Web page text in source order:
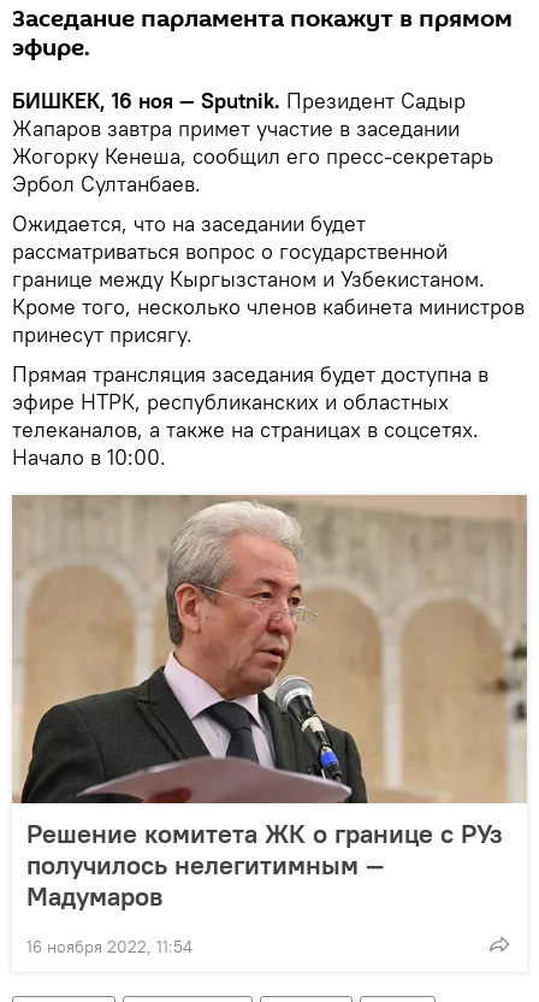
Заседание парламента покажут в прямом
эфире.
БИШКЕК, 16 ноя — Sputnik. Президент Садыр
Жапаров завтра примет участие в заседании
Жогорку Кенеша, сообщил его пресс-секретарь
Эрбол Султанбаев.
Ожидается, что на заседании будет
рассматриваться вопрос о государственной
границе между Кыргызстаном и Узбекистаном.
Кроме того, несколько членов кабинета министров
принесут присягу.
Прямая трансляция заседания будет доступна в
эфире НТРК, республиканских и областных
телеканалов, а также на страницах в соцсетях.
Начало в 10:00.
Решение комитета ЖК о границе с РУз
получилось нелегитимным —
Мадумаров
16 ноября 2022, 11:54